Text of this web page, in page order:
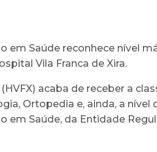
em Saúde reconhece nível
Vila Franca de Xira.
acaba de receber a
Ortopedia e, ainda, a
em Saúde, da Entidade